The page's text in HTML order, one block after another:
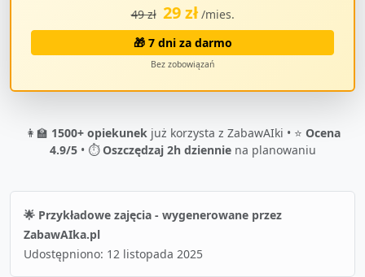
49 zł 29 zł /mies.
🎁 7 dni za darmo
Bez zobowiązań
👩‍🏫 1500+ opiekunekjuż korzysta z ZabawAIki • ⭐ Ocena
4.9/5• ⏱️Oszczędzaj 2h dzienniena planowaniu
🌟 Przykładowe zajęcia - wygenerowane przez
ZabawAIka.pl
Udostępniono: 12 listopada 2025